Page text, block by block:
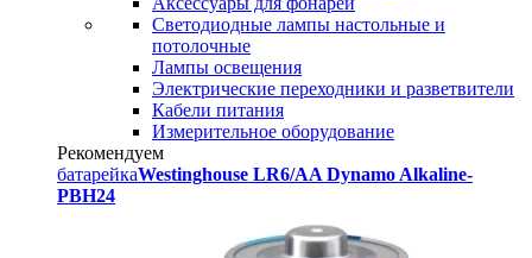
Светодиодные лампы настольные и
потолочные
Лампы освещения
Электрические переходники и разветвители
Кабели питания
Измерительное оборудование
Рекомендуем
батарейкаWestinghouse LR6/AA Dynamo Alkaline-
PBH24